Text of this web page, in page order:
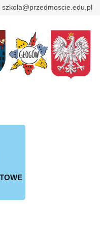
szkola@przedmoscie.edu.pl